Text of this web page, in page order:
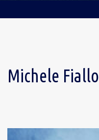
Michele Fiallo